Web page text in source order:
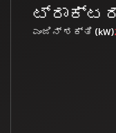
ಎಂಜಿನ್ ಶಕ್ತಿ (kW)